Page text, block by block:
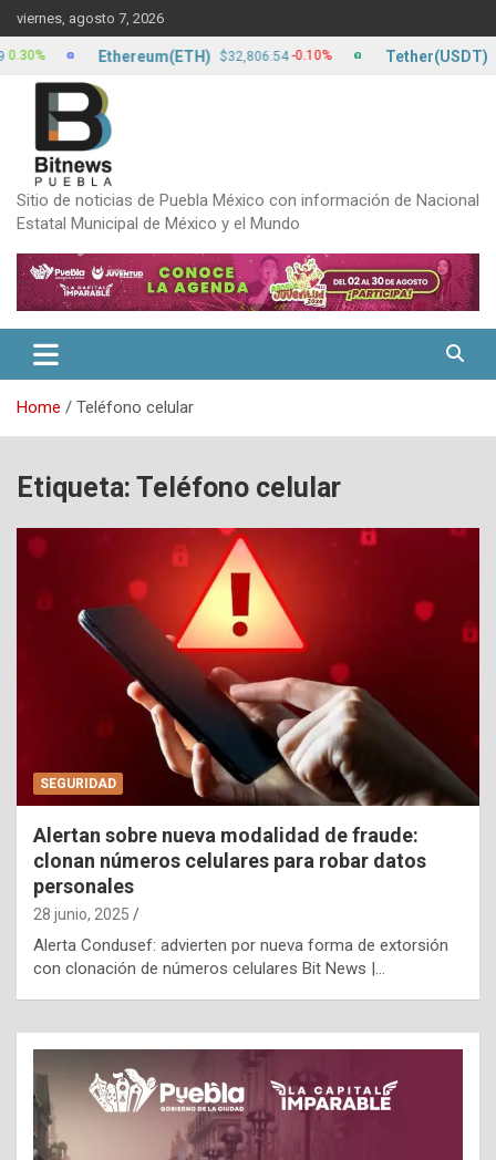
Skip
to
content
viernes, agosto 7, 2026
Sitio de noticias de Puebla México con información de Nacional
Estatal Municipal de México y el Mundo
Home Teléfono celular
Etiqueta: Teléfono celular
SEGURIDAD
Alertan sobre nueva modalidad de fraude:
clonan números celulares para robar datos
personales
28 junio, 2025
Alerta Condusef: advierten por nueva forma de extorsión
con clonación de números celulares Bit News |…
Ethereum(ETH) $32,806.54 -0.10% Tether(USDT)